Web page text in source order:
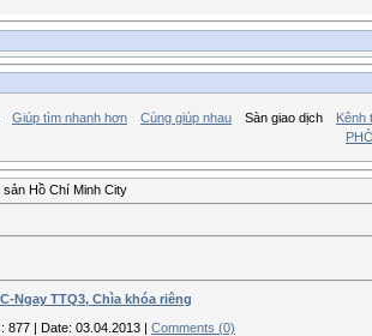
Giúp tìm nhanh hơn Cùng giúp nhau Sàn giao dịch
Kênh
sản Hồ Chí Minh City
Ngay TTQ3, Chìa khóa riêng
877 | Date: 03.04.2013 | Comments (0)